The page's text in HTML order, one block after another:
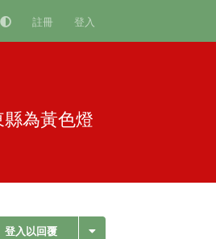
註冊 登入
為黃色燈
登入以回覆